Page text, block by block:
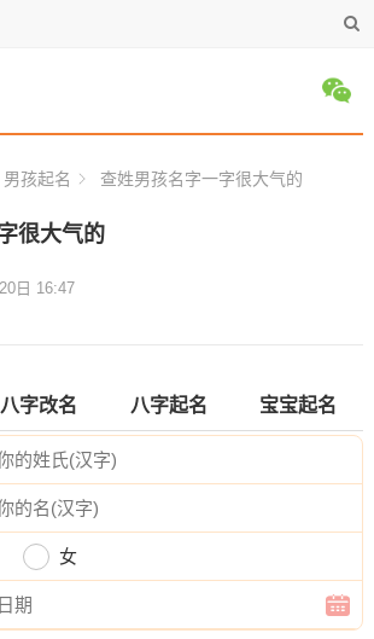
男孩起名 查姓男孩名字一字很大气的
很大气的
日 16:47
八字改名 八字起名 宝宝起名
女